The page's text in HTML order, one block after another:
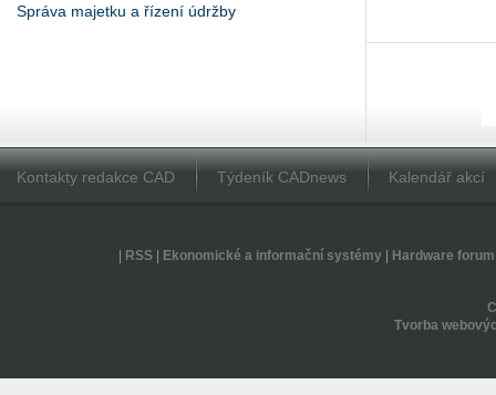
Správa majetku a řízení údržby
Kontakty redakce CAD Týdeník CADnews Kalendář akcí
RSS| Ekonomické a informační systémy| Hardware forum
Tvorba